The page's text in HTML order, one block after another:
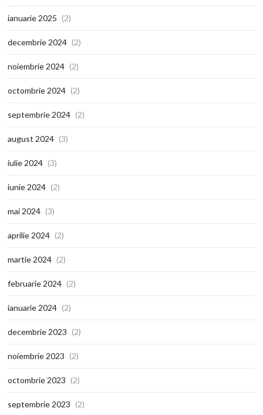
ianuarie 2025 (2)
decembrie 2024 (2)
noiembrie 2024 (2)
octombrie 2024 (2)
septembrie 2024 (2)
august 2024 (3)
iulie 2024 (3)
iunie 2024 (2)
mai 2024 (3)
aprilie 2024 (2)
martie 2024 (2)
februarie 2024 (2)
ianuarie 2024 (2)
decembrie 2023 (2)
noiembrie 2023 (2)
octombrie 2023 (2)
septembrie 2023 (2)